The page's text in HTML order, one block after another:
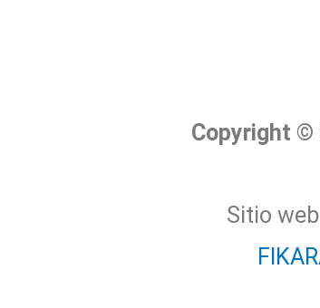
Copyright ©
Sitio